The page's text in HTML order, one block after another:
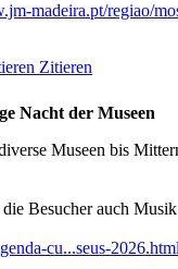
madeira.pt/regiao/
Zitieren
Nacht der Museen
Museen bis
Besucher auch
cu...seus-2026.html